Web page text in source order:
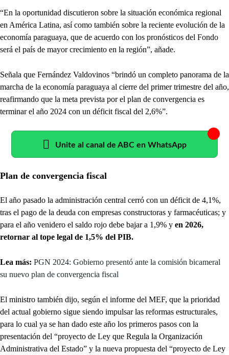
“En la oportunidad discutieron sobre la situación económica regional
en América Latina, así como también sobre la reciente evolución de la
economía paraguaya, que de acuerdo con los pronósticos del Fondo
será el país de mayor crecimiento en la región”, añade.
Señala que Fernández Valdovinos “brindó un completo panorama de la
marcha de la economía paraguaya al cierre del primer trimestre del año,
reafirmando que la meta prevista por el plan de convergencia es
terminar el año 2024 con un déficit fiscal del 2,6%”.
Unite al canal de ABC en WhatsApp
Plan de convergencia fiscal
El año pasado la administración central cerró con un déficit de 4,1%,
tras el pago de la deuda con empresas constructoras y farmacéuticas; y
para el año venidero el saldo rojo debe bajar a 1,9% y en 2026,
retornar al tope legal de 1,5% del PIB.
Lea más: PGN 2024: Gobierno presentó ante la comisión bicameral
su nuevo plan de convergencia fiscal
El ministro también dijo, según el informe del MEF, que la prioridad
del actual gobierno sigue siendo impulsar las reformas estructurales,
para lo cual ya se han dado este año los primeros pasos con la
presentación del “proyecto de Ley que Regula la Organización
Administrativa del Estado” y la nueva propuesta del “proyecto de Ley